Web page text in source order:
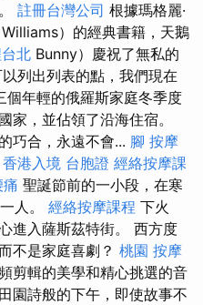
註冊台灣公司 根據瑪格麗·
Williams）的經典書籍，天鵝
北 Bunny）慶祝了無私的
列出列表的點，我們現在
個年輕的俄羅斯家庭冬季度
家，並佔領了沿海住宿。
巧合，永遠不會... 腳 按摩
香港入境 台胞證 經絡按摩課
聖誕節前的一小段，在寒
人。 經絡按摩課程 下火
進入薩斯茲特街。 西方度
不是家庭喜劇？ 桃園 按摩
剪輯的美學和精心挑選的音
園詩般的下午，即使故事不